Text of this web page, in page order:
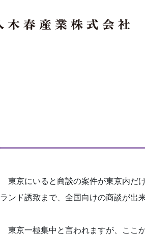
東京にいると商談の案件が東京内だ
ランド誘致まで、全国向けの商談が出
東京一極集中と言われますが、ここ